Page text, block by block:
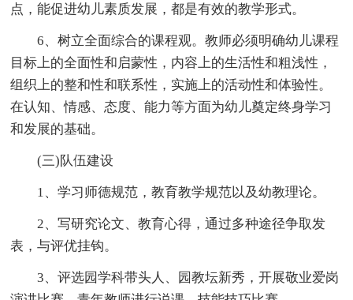
点，能促进幼儿素质发展，都是有效的教学形式。
6、树立全面综合的课程观。教师必须明确幼儿课程
目标上的全面性和启蒙性，内容上的生活性和粗浅性，
组织上的整和性和联系性，实施上的活动性和体验性。
在认知、情感、态度、能力等方面为幼儿奠定终身学习
和发展的基础。
(三)队伍建设
1、学习师德规范，教育教学规范以及幼教理论。
2、写研究论文、教育心得，通过多种途径争取发
表，与评优挂钩。
3、评选园学科带头人、园教坛新秀，开展敬业爱岗